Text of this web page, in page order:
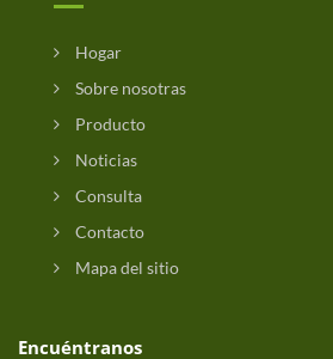
Hogar
Sobre nosotras
Producto
Noticias
Consulta
Contacto
Mapa del sitio
Encuéntranos